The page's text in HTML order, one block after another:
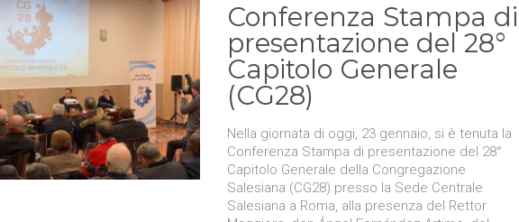
Conferenza Stampa di
presentazione del 28°
Capitolo Generale
(CG28)
Nella giornata di oggi, 23 gennaio, si è tenuta la
Conferenza Stampa di presentazione del 28°
Capitolo Generale della Congregazione
Salesiana (CG28) presso la Sede Centrale
Salesiana a Roma, alla presenza del Rettor